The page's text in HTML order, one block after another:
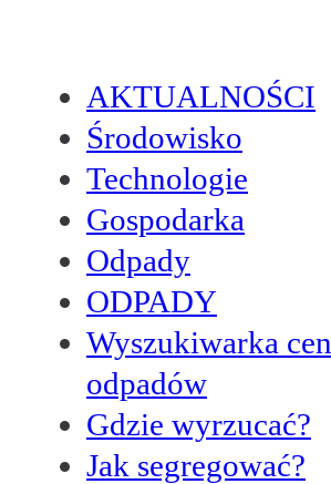
AKTUALNOŚCI
Środowisko
Technologie
Gospodarka
Odpady
ODPADY
Wyszukiwarka cen
odpadów
Gdzie wyrzucać?
Jak segregować?